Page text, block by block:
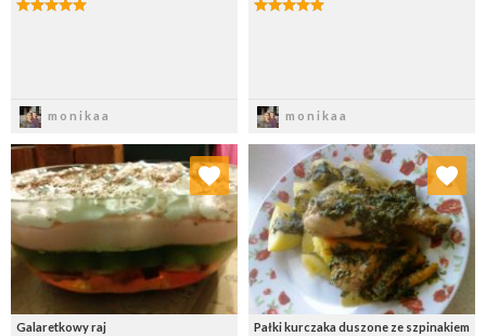
monikaa monikaa
Galaretkowy raj
Dodaj do ulubionych
Wybierz listę:
Pałki kurczaka duszone ze szpinakiem
Dodaj do ulubionych
Wybierz listę: